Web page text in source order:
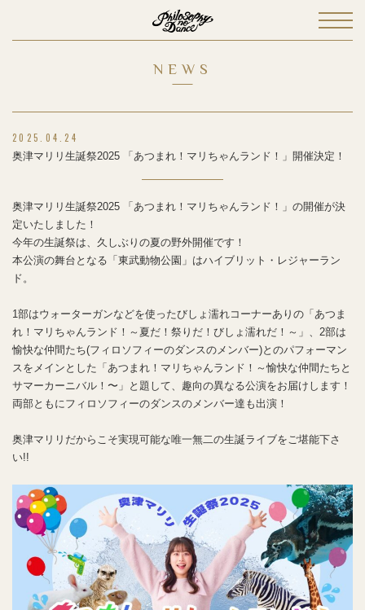
NEWS
2025.04.24
奥津マリリ生誕祭2025 「あつまれ！マリちゃんランド！」開催決定！
奥津マリリ生誕祭2025 「あつまれ！マリちゃんランド！」の開催が決
定いたしました！
今年の生誕祭は、久しぶりの夏の野外開催です！
本公演の舞台となる「東武動物公園」はハイブリット・レジャーラン
ド。
1部はウォーターガンなどを使ったびしょ濡れコーナーありの「あつま
れ！マリちゃんランド！～夏だ！祭りだ！びしょ濡れだ！～」、2部は
愉快な仲間たち(フィロソフィーのダンスのメンバー)とのパフォーマン
スをメインとした「あつまれ！マリちゃんランド！～愉快な仲間たちと
サマーカーニバル！〜」と題して、趣向の異なる公演をお届けします！
両部ともにフィロソフィーのダンスのメンバー達も出演！
奥津マリリだからこそ実現可能な唯一無二の生誕ライブをご堪能下さ
い!!